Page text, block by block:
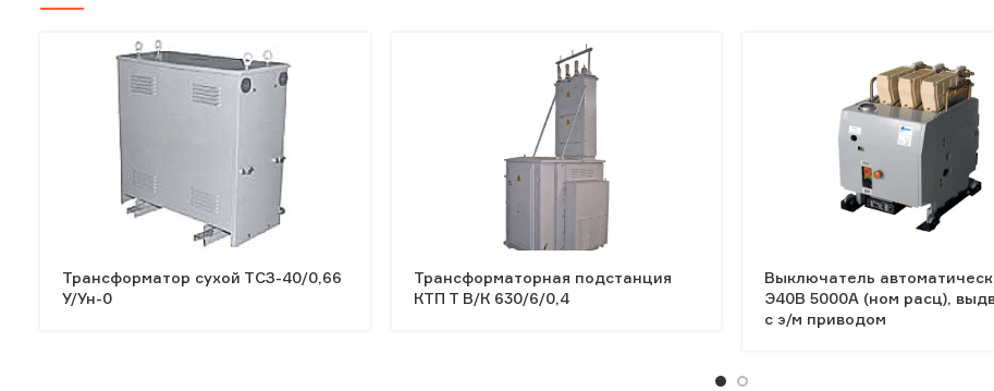
Трансформатор сухой ТСЗ-40/0,66
У/Ун-0
Трансформаторная подстанция
КТП Т В/К 630/6/0,4
Выключатель
Э40В 5000А (ном расц),
с э/м приводом